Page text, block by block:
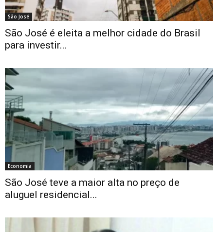
São José
São José é eleita a melhor cidade do Brasil
para investir...
Economia
São José teve a maior alta no preço de
aluguel residencial...